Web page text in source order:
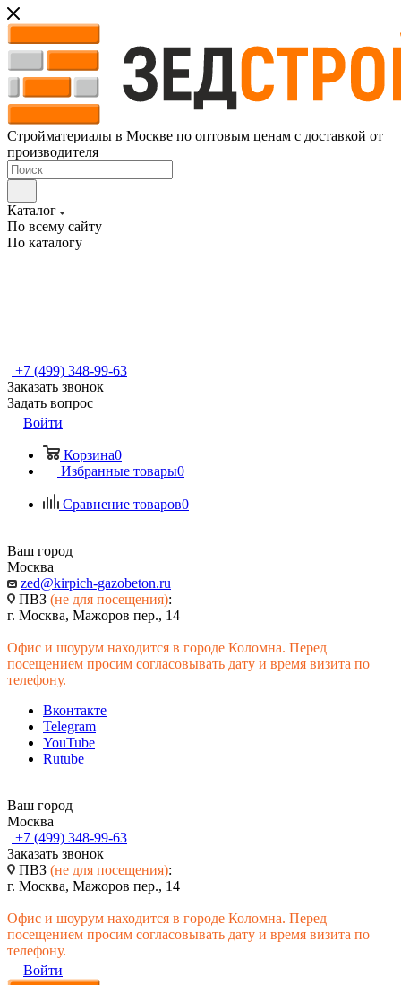
Стройматериалы в Москве по оптовым ценам с доставкой от
производителя
Каталог
По всему сайту
По каталогу
+7 (499) 348-99-63
Заказать звонок
Задать вопрос
Войти
Корзина0
Избранные товары0
Сравнение товаров0
Ваш город
Москва
zed@kirpich-gazobeton.ru
ПВЗ (не для посещения):
г. Москва, Мажоров пер., 14
Офис и шоурум находится в городе Коломна. Перед
посещением просим согласовывать дату и время визита по
телефону.
Вконтакте
Telegram
YouTube
Rutube
Ваш город
Москва
+7 (499) 348-99-63
Заказать звонок
ПВЗ (не для посещения):
г. Москва, Мажоров пер., 14
Офис и шоурум находится в городе Коломна. Перед
посещением просим согласовывать дату и время визита по
телефону.
Войти